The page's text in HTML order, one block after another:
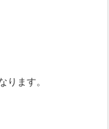
ります。